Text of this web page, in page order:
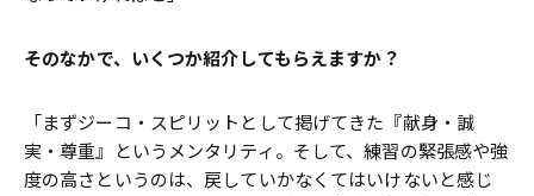
――そのなかで、いくつか紹介してもらえますか？
「まずジーコ・スピリットとして掲げてきた『献身・誠
実・尊重』というメンタリティ。そして、練習の緊張感や強
度の高さというのは、戻していかなくてはいけないと感じ